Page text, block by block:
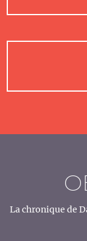
La chronique de